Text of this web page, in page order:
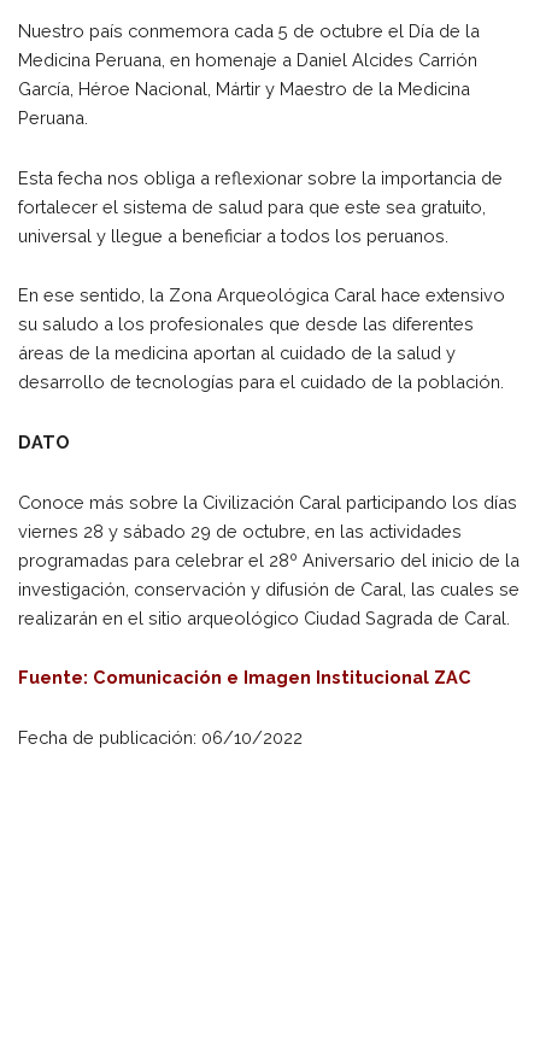
Nuestro país conmemora cada 5 de octubre el Día de la
Medicina Peruana, en homenaje a Daniel Alcides Carrión
García, Héroe Nacional, Mártir y Maestro de la Medicina
Peruana.
Esta fecha nos obliga a reflexionar sobre la importancia de
fortalecer el sistema de salud para que este sea gratuito,
universal y llegue a beneficiar a todos los peruanos.
En ese sentido, la Zona Arqueológica Caral hace extensivo
su saludo a los profesionales que desde las diferentes
áreas de la medicina aportan al cuidado de la salud y
desarrollo de tecnologías para el cuidado de la población.
DATO
Conoce más sobre la Civilización Caral participando los días
viernes 28 y sábado 29 de octubre, en las actividades
programadas para celebrar el 28º Aniversario del inicio de la
investigación, conservación y difusión de Caral, las cuales se
realizarán en el sitio arqueológico Ciudad Sagrada de Caral.
Fuente: Comunicación e Imagen Institucional ZAC
Fecha de publicación: 06/10/2022